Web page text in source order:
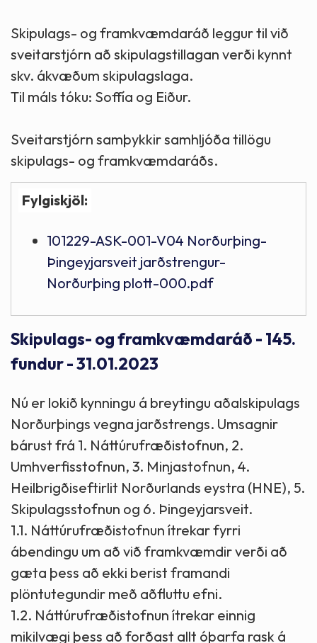
Skipulags- og framkvæmdaráð leggur til við
sveitarstjórn að skipulagstillagan verði kynnt
skv. ákvæðum skipulagslaga.
Til máls tóku: Soffía og Eiður.
Sveitarstjórn samþykkir samhljóða tillögu
skipulags- og framkvæmdaráðs.
Fylgiskjöl:
101229-ASK-001-V04 Norðurþing-
Þingeyjarsveit jarðstrengur-
Norðurþing plott-000.pdf
Skipulags- og framkvæmdaráð - 145.
fundur - 31.01.2023
Nú er lokið kynningu á breytingu aðalskipulags
Norðurþings vegna jarðstrengs. Umsagnir
bárust frá 1. Náttúrufræðistofnun, 2.
Umhverfisstofnun, 3. Minjastofnun, 4.
Heilbrigðiseftirlit Norðurlands eystra (HNE), 5.
Skipulagsstofnun og 6. Þingeyjarsveit.
1.1. Náttúrufræðistofnun ítrekar fyrri
ábendingu um að við framkvæmdir verði að
gæta þess að ekki berist framandi
plöntutegundir með aðfluttu efni.
1.2. Náttúrufræðistofnun ítrekar einnig
mikilvægi þess að forðast allt óþarfa rask á